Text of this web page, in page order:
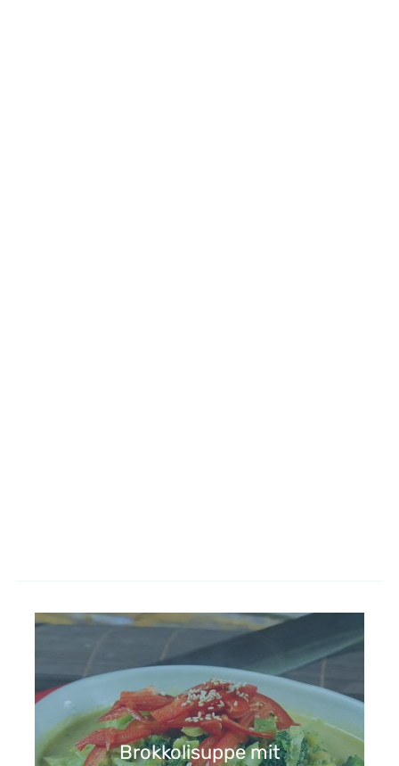
Brokkolisuppe mit